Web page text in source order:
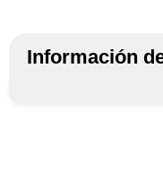
Información